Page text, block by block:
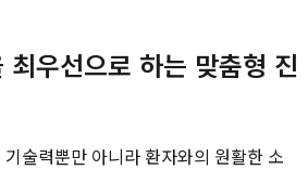
우선으로 하는 맞춤형 진
술력뿐만 아니라 환자와의 원활한 소